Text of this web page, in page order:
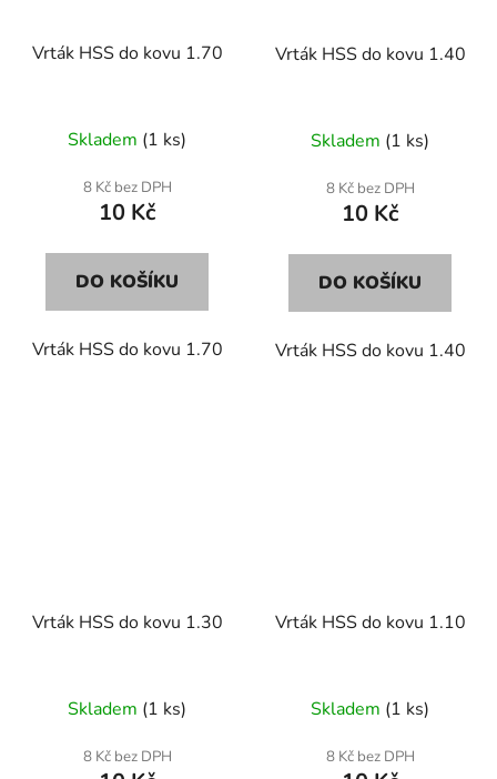
Vrták HSS do kovu 1.70
Skladem (1 ks)
8 Kč bez DPH
10 Kč
DO KOŠÍKU
Vrták HSS do kovu 1.70
Vrták HSS do kovu 1.40
Skladem (1 ks)
8 Kč bez DPH
10 Kč
DO KOŠÍKU
Vrták HSS do kovu 1.40
Vrták HSS do kovu 1.30
Skladem (1 ks)
8 Kč bez DPH
Vrták HSS do kovu 1.10
Skladem (1 ks)
8 Kč bez DPH